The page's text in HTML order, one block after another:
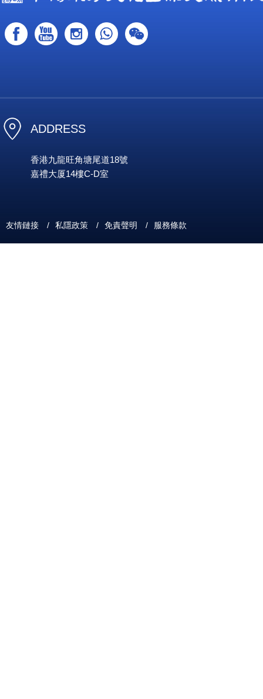
ADDRESS
香港九龍旺角塘尾道18號
嘉禮大厦14樓C-D室
友情鏈接 / 私隱政策 / 免責聲明 / 服務條款